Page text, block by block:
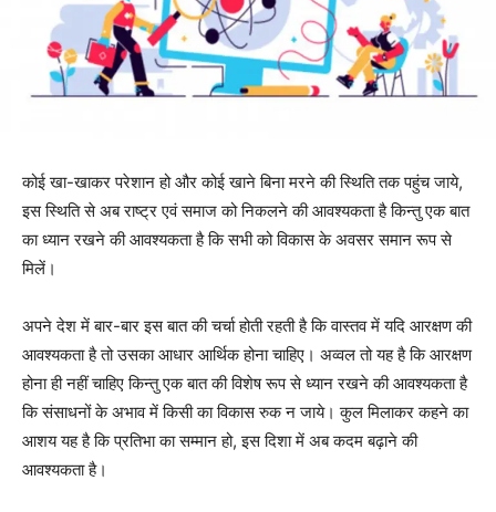
कोई खा-खाकर परेशान हो और कोई खाने बिना मरने की स्थिति तक पहुंच जाये,
इस स्थिति से अब राष्ट्र एवं समाज को निकलने की आवश्यकता है किन्तु एक बात
का ध्यान रखने की आवश्यकता है कि सभी को विकास के अवसर समान रूप से
मिलें।
अपने देश में बार-बार इस बात की चर्चा होती रहती है कि वास्तव में यदि आरक्षण की
आवश्यकता है तो उसका आधार आर्थिक होना चाहिए। अव्वल तो यह है कि आरक्षण
होना ही नहीं चाहिए किन्तु एक बात की विशेष रूप से ध्यान रखने की आवश्यकता है
कि संसाधनों के अभाव में किसी का विकास रुक न जाये। कुल मिलाकर कहने का
आशय यह है कि प्रतिभा का सम्मान हो, इस दिशा में अब कदम बढ़ाने की
आवश्यकता है।